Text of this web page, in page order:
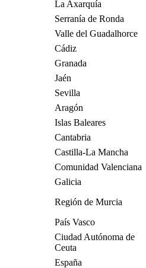
La Axarquía
Serranía de Ronda
Valle del Guadalhorce
Cádiz
Granada
Jaén
Sevilla
Aragón
Islas Baleares
Cantabria
Castilla-La Mancha
Comunidad Valenciana
Galicia
Región de Murcia
País Vasco
Ciudad Autónoma de
Ceuta
España